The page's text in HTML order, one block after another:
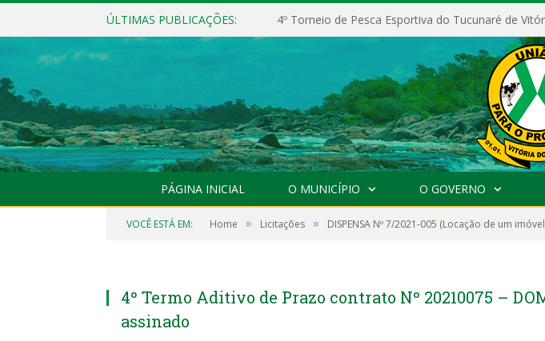
ÚLTIMAS PUBLICAÇÕES: 4º Torneio de Pesca Esportiva do Tucunaré de
PÁGINA INICIAL O MUNICÍPIO O GOVERNO
VOCÊ ESTÁ EM: Home » Licitações » DISPENSA Nº 7/2021-005 (Locação de um
4º Termo Aditivo de Prazo contrato Nº 20210075 –
assinado